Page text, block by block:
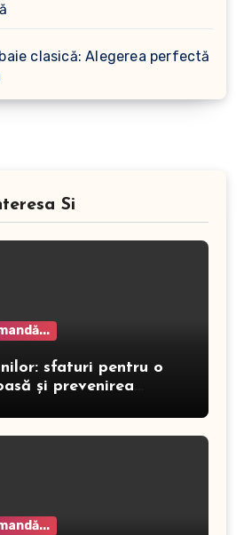
clasică: Alegerea perfectă
Si
sfaturi pentru o
și prevenirea